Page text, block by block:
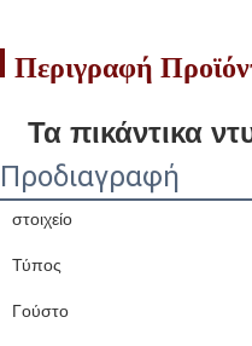
Περιγραφή
Τα πικάντικα
Προδιαγραφή
στοιχείο
Τύπος
Γούστο